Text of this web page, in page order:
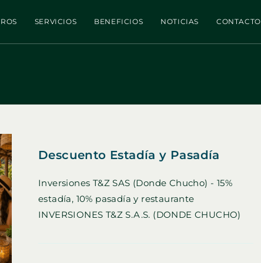
SERVICIOS BENEFICIOS NOTICIAS CONTACTO
Descuento Estadía y Pasadía
Inversiones T&Z SAS (Donde Chucho) - 15%
estadía, 10% pasadía y restaurante
INVERSIONES T&Z S.A.S. (DONDE CHUCHO)